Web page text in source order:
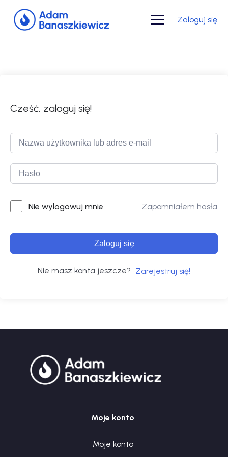
content
Zaloguj się
Cześć, zaloguj się!
Nie wylogowuj mnie Zapomniałem hasła
Zaloguj się
Nie masz konta jeszcze? Zarejestruj się!
Moje konto
Moje konto